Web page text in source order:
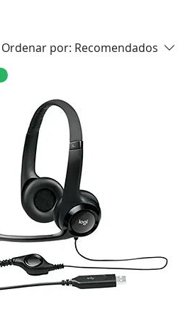
Ordenar por: Recomendados